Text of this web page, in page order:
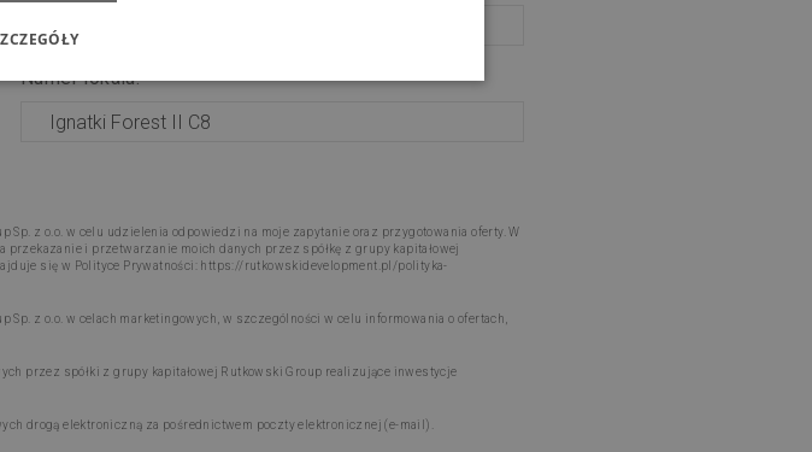
Numer lokalu:*
z o.o. w celu udzielenia odpowiedzi na moje zapytanie oraz przygotowania oferty. W
i przetwarzanie moich danych przez spółkę z grupy kapitałowej
się w Polityce Prywatności: https://rutkowskidevelopment.pl/polityka-
z o.o. w celach marketingowych, w szczególności w celu informowania o ofertach,
przez spółki z grupy kapitałowej Rutkowski Group realizujące inwestycje
drogą elektroniczną za pośrednictwem poczty elektronicznej (e-mail).